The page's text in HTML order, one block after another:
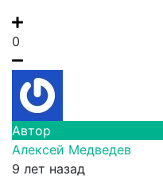
0
Автор
Алексей Медведев
9 лет назад